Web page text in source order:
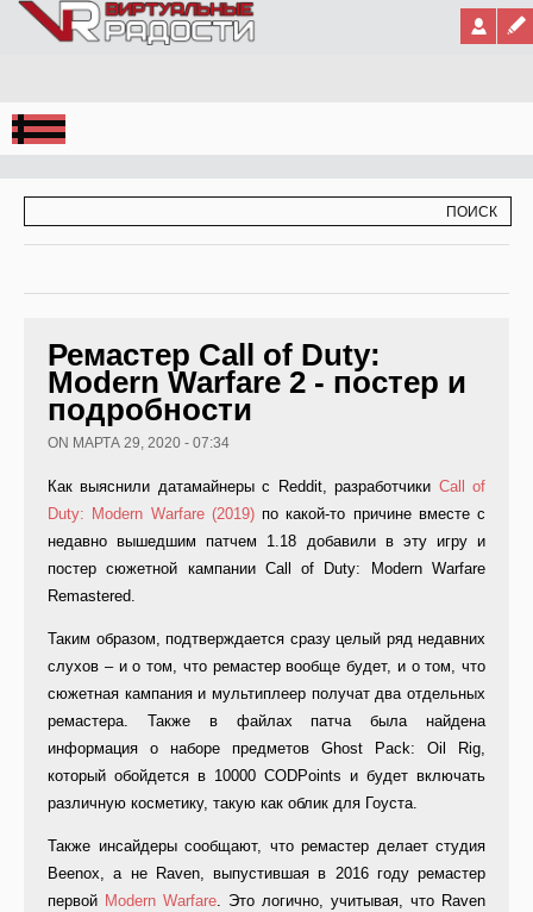
Jump to Navigation
Ремастер Call of Duty:
Modern Warfare 2 - постер и
подробности
ON МАРТА 29, 2020 - 07:34
Как выяснили датамайнеры с Reddit, разработчики Call of
Duty: Modern Warfare (2019)по какой-то причине вместе с
недавно вышедшим патчем 1.18 добавили в эту игру и
постер сюжетной кампании Call of Duty: Modern Warfare
Remastered.
Таким образом, подтверждается сразу целый ряд недавних
слухов – и о том, что ремастер вообще будет, и о том, что
сюжетная кампания и мультиплеер получат два отдельных
ремастера. Также в файлах патча была найдена
информация о наборе предметов Ghost Pack: Oil Rig,
который обойдется в 10000 CODPoints и будет включать
различную косметику, такую как облик для Гоуста.
Также инсайдеры сообщают, что ремастер делает студия
Beenox, а не Raven, выпустившая в 2016 году ремастер
первой Modern Warfare. Это логично, учитывая, что Raven